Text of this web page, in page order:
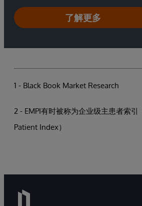
了解更多
1 - Black Book Market Research
2 - EMPI有时被称为企业级主患者索
Patient Index）